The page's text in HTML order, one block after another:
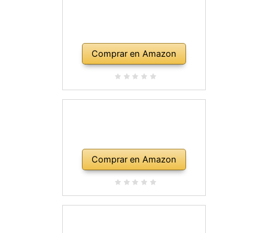
Comprar en Amazon
Comprar en Amazon